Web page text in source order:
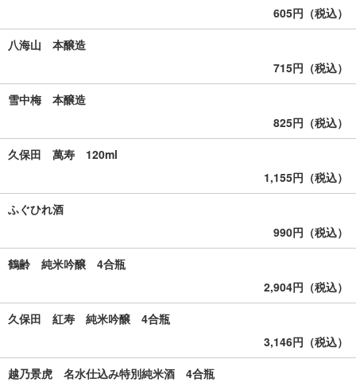
605円（税込）
八海山 本醸造
715円（税込）
雪中梅 本醸造
825円（税込）
久保田 萬寿 120ml
1,155円（税込）
ふぐひれ酒
990円（税込）
鶴齢 純米吟醸 4合瓶
2,904円（税込）
久保田 紅寿 純米吟醸 4合瓶
3,146円（税込）
越乃景虎 名水仕込み特別純米酒 4合瓶